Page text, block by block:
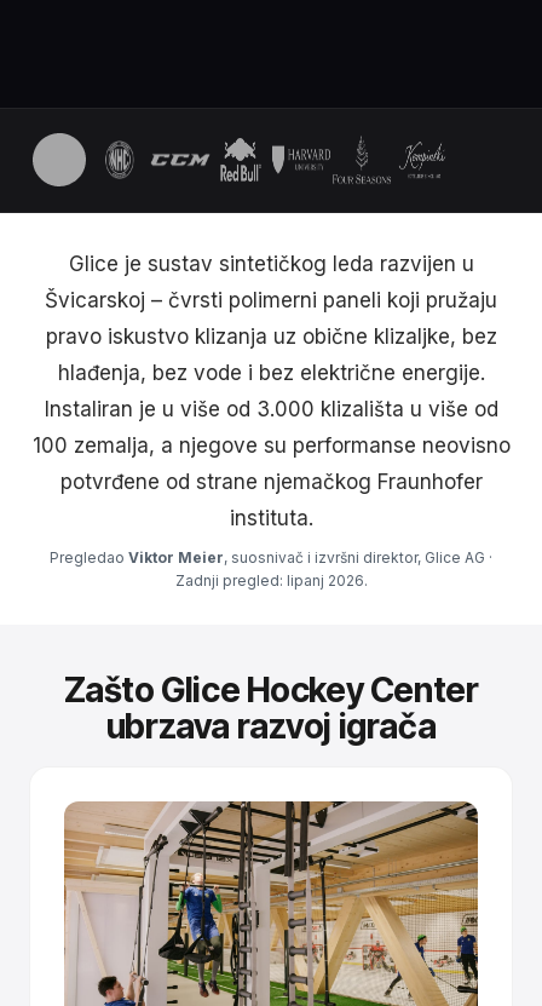
Glice je sustav sintetičkog leda razvijen u
Švicarskoj – čvrsti polimerni paneli koji pružaju
pravo iskustvo klizanja uz obične klizaljke, bez
hlađenja, bez vode i bez električne energije.
Instaliran je u više od 3.000 klizališta u više od
100 zemalja, a njegove su performanse neovisno
potvrđene od strane njemačkog Fraunhofer
instituta.
Pregledao Viktor Meier, suosnivač i izvršni direktor, Glice AG ·
Zadnji pregled: lipanj 2026.
Zašto Glice Hockey Center
ubrzava razvoj igrača